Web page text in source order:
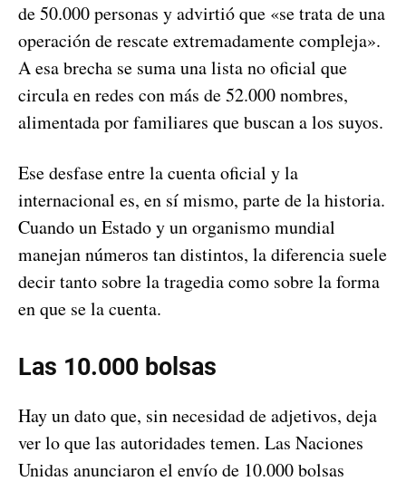
de 50.000 personas y advirtió que «se trata de una
operación de rescate extremadamente compleja».
A esa brecha se suma una lista no oficial que
circula en redes con más de 52.000 nombres,
alimentada por familiares que buscan a los suyos.
Ese desfase entre la cuenta oficial y la
internacional es, en sí mismo, parte de la historia.
Cuando un Estado y un organismo mundial
manejan números tan distintos, la diferencia suele
decir tanto sobre la tragedia como sobre la forma
en que se la cuenta.
Las 10.000 bolsas
Hay un dato que, sin necesidad de adjetivos, deja
ver lo que las autoridades temen. Las Naciones
Unidas anunciaron el envío de 10.000 bolsas